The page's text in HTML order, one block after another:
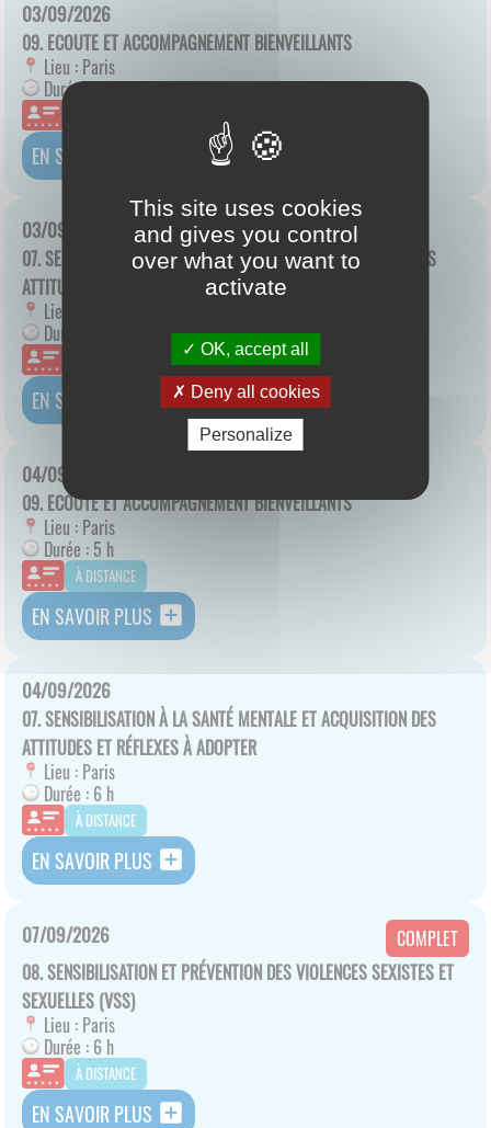
03/09/2026
09. ECOUTE ET ACCOMPAGNEMENT BIENVEILLANTS
Lieu : Paris
Durée :5 h
EN SAVOIR PLUS
03/09/2026
07. SENSIBILISATION À LA SANTÉ MENTALE ET ACQUISITION DES
ATTITUDES ET RÉFLEXES À ADOPTER
Lieu :
Durée :
EN SAVOIR PLUS add_box
04/09/2026
09. ECOUTE ET ACCOMPAGNEMENT BIENVEILLANTS
Lieu : Paris
Durée : 5 h
À DISTANCE
EN SAVOIR PLUS add_box
04/09/2026
07. SENSIBILISATION À LA SANTÉ MENTALE ET ACQUISITION DES
ATTITUDES ET RÉFLEXES À ADOPTER
Lieu : Paris
Durée : 6 h
À DISTANCE
EN SAVOIR PLUS add_box
07/09/2026
COMPLET
08. SENSIBILISATION ET PRÉVENTION DES VIOLENCES SEXISTES ET
SEXUELLES (VSS)
Lieu : Paris
Durée : 6 h
À DISTANCE
EN SAVOIR PLUS add_box
This site uses cookies
and gives you control
over what you want to
activate
OK, accept all
Deny all cookies
Personalize